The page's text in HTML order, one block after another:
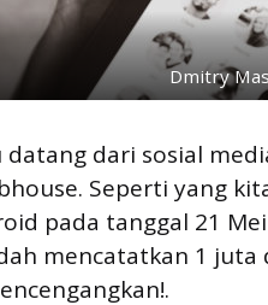
Dmitry
dari sosial
Seperti yang
pada tanggal 21
mencatatkan 1 juta